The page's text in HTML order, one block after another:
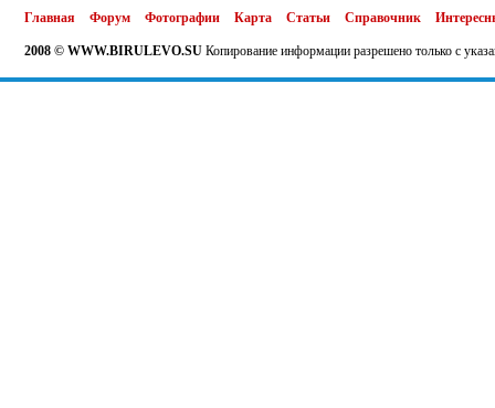
Главная Форум Фотографии Карта Статьи Справочник
2008 © WWW.BIRULEVO.SU Копирование информации разрешено только с